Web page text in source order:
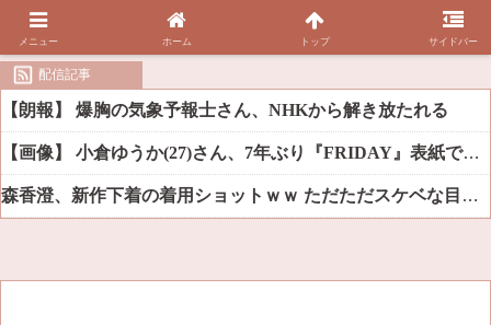
配信記事
【朗報】 爆胸の気象予報士さん、NHKから解き放たれる
【画像】 小倉ゆうか(27)さん、7年ぶり『FRIDAY』表紙で神ボディ大解放
森香澄、新作下着の着用ショットｗｗ ただただスケベな目でしか見れんだろ！！
メニュー ホーム トップ サイドバー